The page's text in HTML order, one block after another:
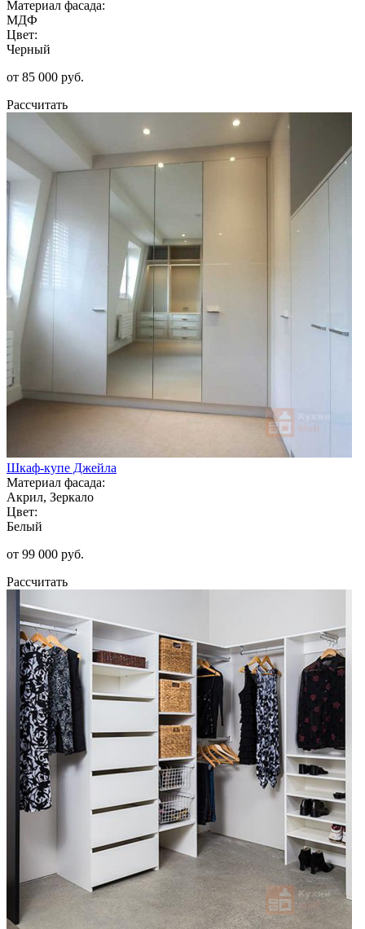
Материал фасада:
МДФ
Цвет:
Черный
от 85 000 руб.
Рассчитать
Шкаф-купе Джейла
Материал фасада:
Акрил, Зеркало
Цвет:
Белый
от 99 000 руб.
Рассчитать